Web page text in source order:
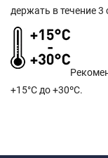
держать в течение 3
+15°C до +30ºС.